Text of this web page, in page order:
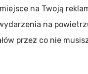
na Twoją
na
przez co nie